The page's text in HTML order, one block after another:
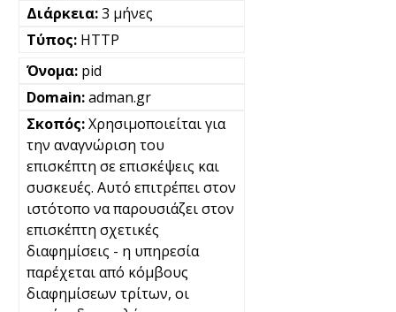
3 μήνες
HTTP
pid
adman.gr
Χρησιμοποιείται για
την αναγνώριση του
επισκέπτη σε επισκέψεις και
συσκευές. Αυτό επιτρέπει στον
ιστότοπο να παρουσιάζει στον
επισκέπτη σχετικές
διαφημίσεις - η υπηρεσία
παρέχεται από κόμβους
διαφημίσεων τρίτων, οι